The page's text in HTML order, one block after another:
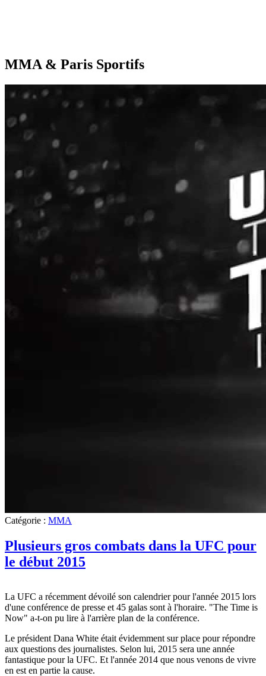
MMA & Paris Sportifs
Catégorie : MMA
Plusieurs gros combats dans la UFC pour
le début 2015
La UFC a récemment dévoilé son calendrier pour l'année 2015 lors
d'une conférence de presse et 45 galas sont à l'horaire. "The Time is
Now" a-t-on pu lire à l'arrière plan de la conférence.
Le président Dana White était évidemment sur place pour répondre
aux questions des journalistes. Selon lui, 2015 sera une année
fantastique pour la UFC. Et l'année 2014 que nous venons de vivre
en est en partie la cause.